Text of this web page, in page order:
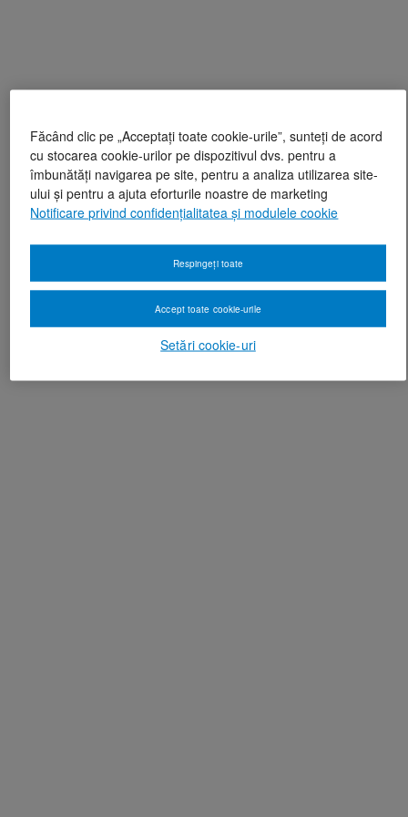
Făcând clic pe „Acceptați toate cookie-urile”, sunteți de acord
cu stocarea cookie-urilor pe dispozitivul dvs. pentru a
îmbunătăți navigarea pe site, pentru a analiza utilizarea site-
ului și pentru a ajuta eforturile noastre de marketing
Notificare privind confidențialitatea și modulele cookie
Setări cookie-uri
Respingeți toate
Accept toate cookie-urile